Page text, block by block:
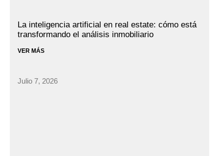
La inteligencia artificial en real estate: cómo está
transformando el análisis inmobiliario
VER MÁS
Julio 7, 2026